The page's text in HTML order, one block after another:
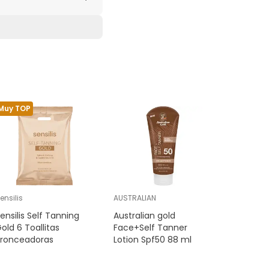
PROPYLENE
TOP
Self Tanning
6 Toallitas
AUSTRALIAN
Australian gold
Face+Self Tanner
Lotion Spf50 88 ml